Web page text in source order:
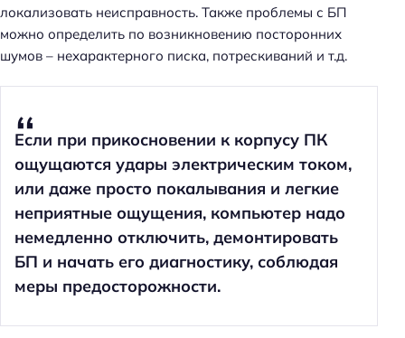
локализовать неисправность. Также проблемы с БП
можно определить по возникновению посторонних
шумов – нехарактерного писка, потрескиваний и т.д.
Если при прикосновении к корпусу ПК
ощущаются удары электрическим током,
или даже просто покалывания и легкие
неприятные ощущения, компьютер надо
немедленно отключить, демонтировать
БП и начать его диагностику, соблюдая
меры предосторожности.